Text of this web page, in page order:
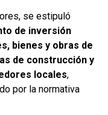
se estipuló
de inversión
bienes y obras de
de construcción y
locales,
por la normativa